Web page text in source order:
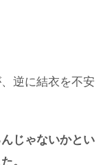
逆に結衣を不安
じゃないかとい
。